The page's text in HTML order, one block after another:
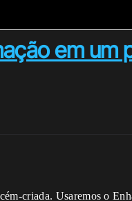
em um
criada. Usaremos o